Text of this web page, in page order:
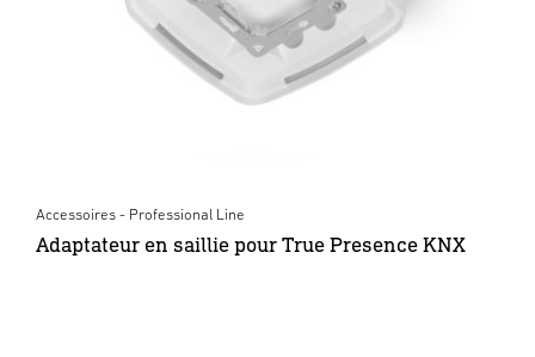
Accessoires - Professional Line
Adaptateur en saillie pour True Presence KNX